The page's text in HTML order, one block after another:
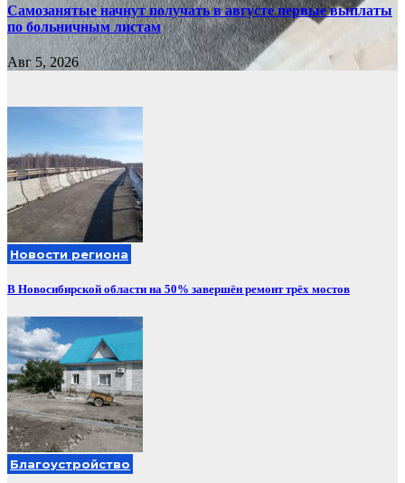
Самозанятые начнут получать в августе первые выплаты
по больничным листам
Авг 5, 2026
Новости региона
В Новосибирской области на 50% завершён ремонт трёх мостов
Благоустройство